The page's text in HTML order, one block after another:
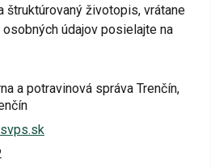
životopis, vrátane
údajov posielajte na
a potravinová správa Trenčín,